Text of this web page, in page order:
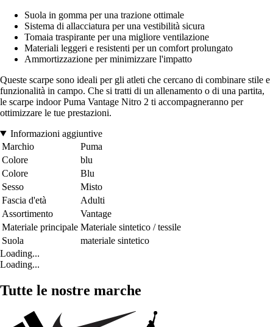
Suola in gomma per una trazione ottimale
Sistema di allacciatura per una vestibilità sicura
Tomaia traspirante per una migliore ventilazione
Materiali leggeri e resistenti per un comfort prolungato
Ammortizzazione per minimizzare l'impatto
Queste scarpe sono ideali per gli atleti che cercano di combinare stile e
funzionalità in campo. Che si tratti di un allenamento o di una partita,
le scarpe indoor Puma Vantage Nitro 2 ti accompagneranno per
ottimizzare le tue prestazioni.
Informazioni aggiuntive
Marchio
Puma
Colore
blu
Colore
Blu
Sesso
Misto
Fascia d'età
Adulti
Assortimento
Vantage
Materiale principale Materiale sintetico / tessile
Suola
materiale sintetico
Loading...
Loading...
Tutte le nostre marche